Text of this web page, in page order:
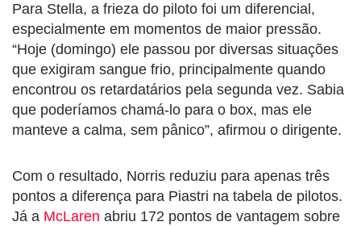
Para Stella, a frieza do piloto foi um diferencial,
especialmente em momentos de maior pressão.
“Hoje (domingo) ele passou por diversas situações
que exigiram sangue frio, principalmente quando
encontrou os retardatários pela segunda vez. Sabia
que poderíamos chamá-lo para o box, mas ele
manteve a calma, sem pânico”, afirmou o dirigente.
Com o resultado, Norris reduziu para apenas três
pontos a diferença para Piastri na tabela de pilotos.
Já a McLaren abriu 172 pontos de vantagem sobre